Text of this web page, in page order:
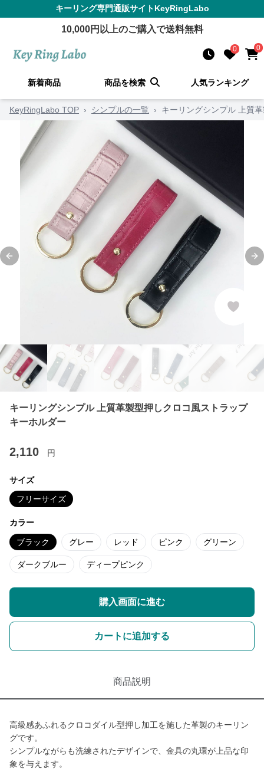
キーリング専門通販サイトKeyRingLabo
10,000円以上のご購入で送料無料
0 0
新着商品 商品を検索 人気ランキング
KeyRingLabo TOP › シンプルの一覧 › キーリングシンプル 上質
Previous slide
キーリングシンプル 上質革製型押しクロコ風ストラップ
キーホルダー
2,110 円
サイズ
フリーサイズ
カラー
ブラック グレー レッド ピンク グリーン
ダークブルー ディープピンク
購入画面に進む
カートに追加する
商品説明
高級感あふれるクロコダイル型押し加工を施した革製のキーリン
グです。
シンプルながらも洗練されたデザインで、金具の丸環が上品な印
象を与えます。